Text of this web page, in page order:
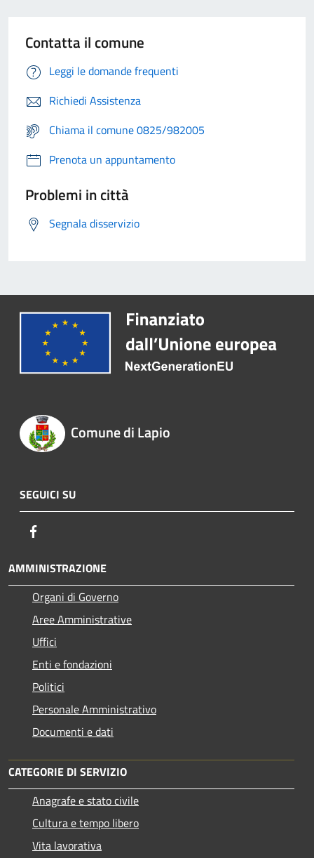
Contatta il comune
Leggi le domande frequenti
Richiedi Assistenza
Chiama il comune 0825/982005
Prenota un appuntamento
Problemi in città
Segnala disservizio
Comune di Lapio
SEGUICI SU
AMMINISTRAZIONE
Organi di Governo
Aree Amministrative
Uffici
Enti e fondazioni
Politici
Personale Amministrativo
Documenti e dati
CATEGORIE DI SERVIZIO
Anagrafe e stato civile
Cultura e tempo libero
Vita lavorativa